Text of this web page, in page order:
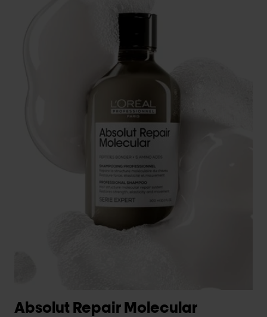
Absolut Repair Molecular